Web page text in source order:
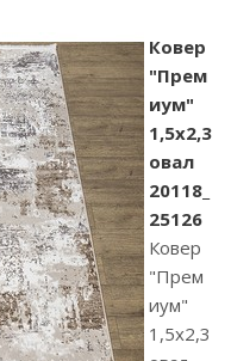
Ковер
"Прем
иум"
1,5х2,3
овал
20118_
25126
Ковер
"Прем
иум"
1,5х2,3